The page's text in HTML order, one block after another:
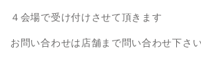
４会場で受け付けさせて頂きます
お問い合わせは店舗まで問い合わせ下さい